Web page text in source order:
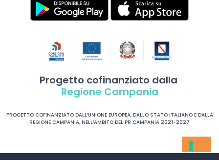
Progetto cofinanziato dalla
Regione Campania
PROGETTO COFINANZIATO DALL’UNIONE EUROPEA, DALLO STATO ITALIANO E DALLA
REGIONE CAMPANIA, NELL’AMBITO DEL PR CAMPANIA 2021-2027